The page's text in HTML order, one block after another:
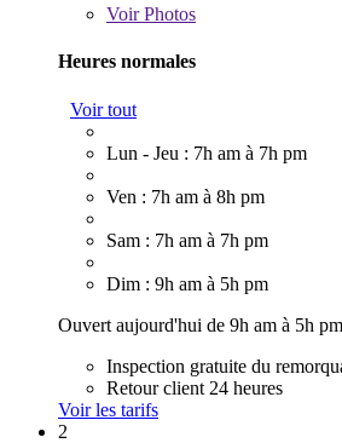
VoirPhotos
Heures normales
Voir tout
Lun - Jeu : 7h am à 7h pm
Ven : 7h am à 8h pm
Sam : 7h am à 7h pm
Dim : 9h am à 5h pm
Ouvert aujourd'hui de 9h am à 5h pm
Inspection gratuite du
Retour client 24 heures
Voir les tarifs
2